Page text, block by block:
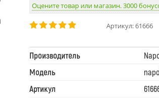
Оцените товар или магазин. 3000
Артикул:61666
Производитель
Модель
Артикул